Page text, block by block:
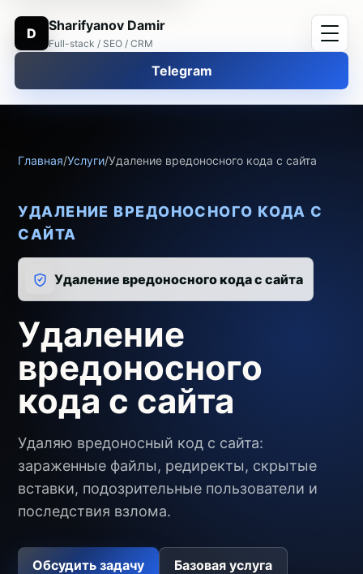
D Sharifyanov Damir
Full-stack / SEO / CRM
Telegram
Главная/Услуги/Удаление вредоносного кода с сайта
УДАЛЕНИЕ ВРЕДОНОСНОГО КОДА С
САЙТА
Удаление вредоносного кода с сайта
Удаление
вредоносного
кода с сайта
Удаляю вредоносный код с сайта:
зараженные файлы, редиректы, скрытые
вставки, подозрительные пользователи и
последствия взлома.
Обсудить задачу Базовая услуга